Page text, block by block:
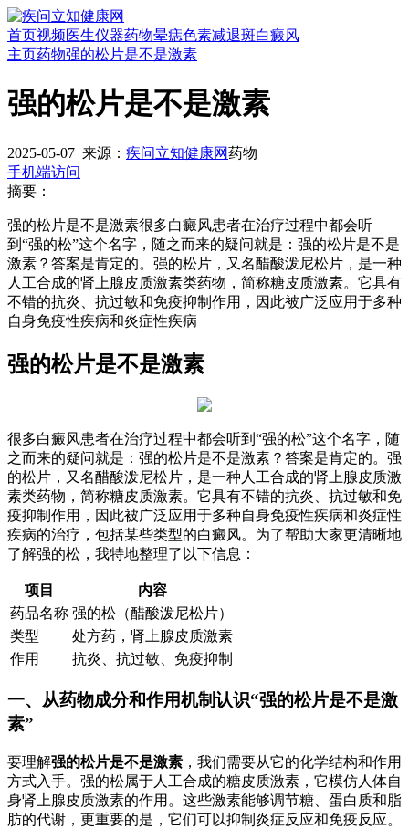
首页视频医生仪器药物晕痣色素减退斑白癜风
主页药物强的松片是不是激素
强的松片是不是激素
2025-05-07 来源： 疾问立知健康网药物
手机端访问
摘要：
强的松片是不是激素很多白癜风患者在治疗过程中都会听
到“强的松”这个名字，随之而来的疑问就是：强的松片是不是
激素？答案是肯定的。强的松片，又名醋酸泼尼松片，是一种
人工合成的肾上腺皮质激素类药物，简称糖皮质激素。它具有
不错的抗炎、抗过敏和免疫抑制作用，因此被广泛应用于多种
自身免疫性疾病和炎症性疾病
强的松片是不是激素
很多白癜风患者在治疗过程中都会听到“强的松”这个名字，随
之而来的疑问就是：强的松片是不是激素？答案是肯定的。强
的松片，又名醋酸泼尼松片，是一种人工合成的肾上腺皮质激
素类药物，简称糖皮质激素。它具有不错的抗炎、抗过敏和免
疫抑制作用，因此被广泛应用于多种自身免疫性疾病和炎症性
疾病的治疗，包括某些类型的白癜风。为了帮助大家更清晰地
了解强的松，我特地整理了以下信息：
项目
内容
药品名称 强的松（醋酸泼尼松片）
类型
处方药，肾上腺皮质激素
作用
抗炎、抗过敏、免疫抑制
一、从药物成分和作用机制认识“强的松片是不是激
素”
要理解强的松片是不是激素 ，我们需要从它的化学结构和作用
方式入手。强的松属于人工合成的糖皮质激素，它模仿人体自
身肾上腺皮质激素的作用。这些激素能够调节糖、蛋白质和脂
肪的代谢，更重要的是，它们可以抑制炎症反应和免疫反应。